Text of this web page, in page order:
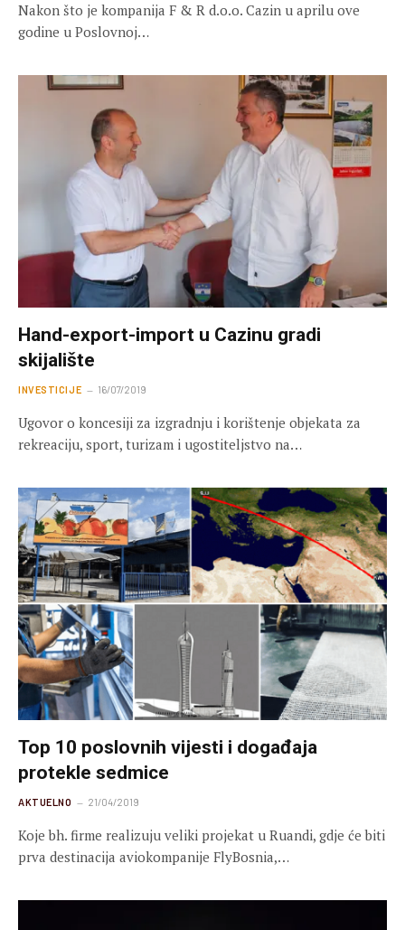
Nakon što je kompanija F & R d.o.o. Cazin u aprilu ove
godine u Poslovnoj…
Hand-export-import u Cazinu gradi
skijalište
INVESTICIJE 16/07/2019
Ugovor o koncesiji za izgradnju i korištenje objekata za
rekreaciju, sport, turizam i ugostiteljstvo na…
Top 10 poslovnih vijesti i događaja
protekle sedmice
AKTUELNO 21/04/2019
Koje bh. firme realizuju veliki projekat u Ruandi, gdje će biti
prva destinacija aviokompanije FlyBosnia,…